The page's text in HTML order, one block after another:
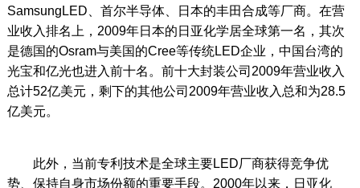
SamsungLED、首尔半导体、日本的丰田合成等厂商。在营
业收入排名上，2009年日本的日亚化学居全球第一名，其次
是德国的Osram与美国的Cree等传统LED企业，中国台湾的
光宝和亿光也进入前十名。前十大封装公司2009年营业收入
总计52亿美元，剩下的其他公司2009年营业收入总和为28.5
亿美元。
此外，当前专利技术是全球主要LED厂商获得竞争优
势、保持自身市场份额的重要手段。2000年以来，日亚化